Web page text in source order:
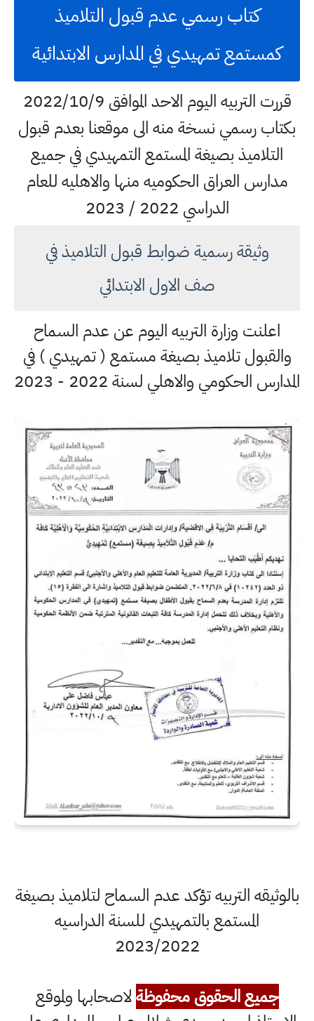
كتاب رسمي عدم قبول التلاميذ
كمستمع تمهيدي في المدارس الابتدائية
قررت التربيه اليوم الاحد الموافق 2022/10/9
بكتاب رسمي نسخة منه الى موقعنا بعدم قبول
التلاميذ بصيغة المستمع التمهيدي في جميع
مدارس العراق الحكوميه منها والاهليه للعام
الدراسي 2022 / 2023
وثيقة رسمية ضوابط قبول التلاميذ في
صف الاول الابتدائي
اعلنت وزارة التربيه اليوم عن عدم السماح
والقبول تلاميذ بصيغة مستمع ( تمهيدي ) في
المدارس الحكومي والاهلي لسنة 2022 - 2023
بالوثيقه التربيه تؤكد عدم السماح لتلاميذ بصيغة
المستمع بالتمهيدي للسنة الدراسيه
2023/2022
جميع الحقوق محفوظةلاصحابها ولموقع